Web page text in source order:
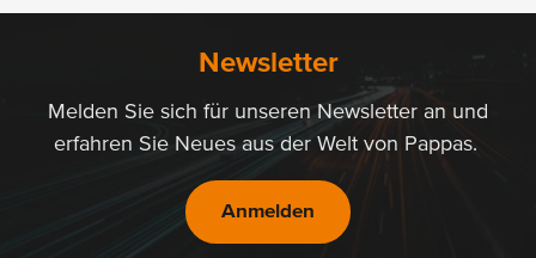
Newsletter
Melden Sie sich für unseren Newsletter an und
erfahren Sie Neues aus der Welt von Pappas.
Anmelden